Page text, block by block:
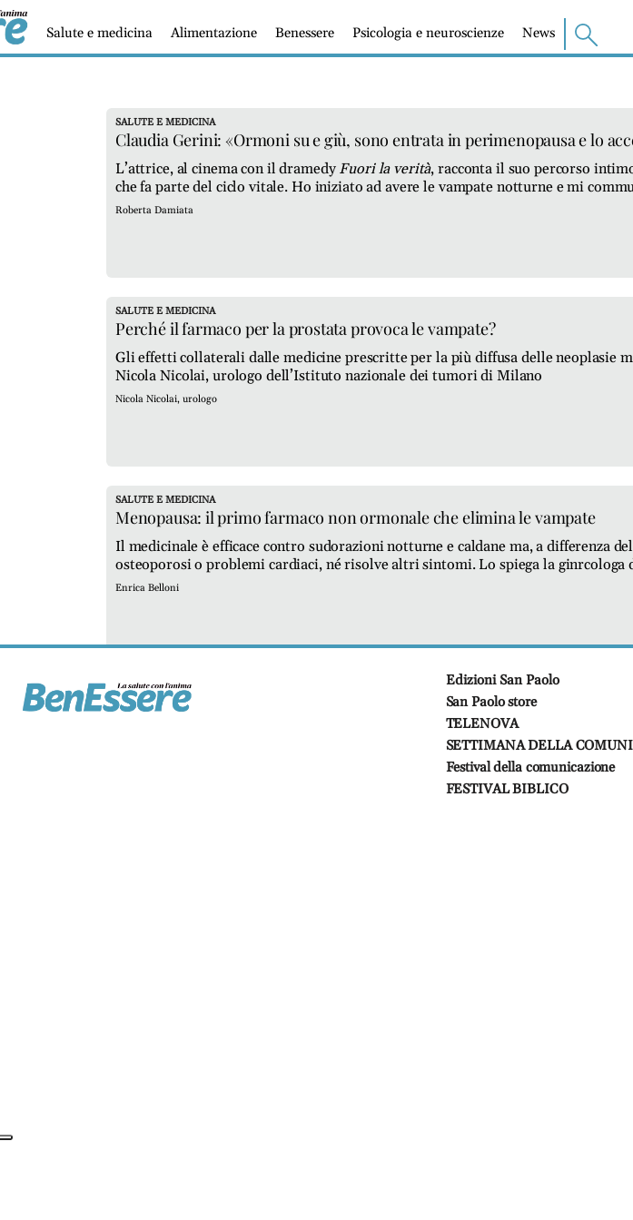
Salute e medicina Alimentazione Benessere Psicologia e neuroscienze News
SALUTE E MEDICINA
Claudia Gerini: «Ormoni su e giù, sono entrata in perimenopausa e lo
L’attrice, al cinema con il dramedy Fuori la verità, racconta il suo percorso
che fa parte del ciclo vitale. Ho iniziato ad avere le vampate notturne e mi
facilmente. Ma l’impatto psicologico non è pesante»
Roberta Damiata
SALUTE E MEDICINA
Perché il farmaco per la prostata provoca le vampate?
Gli effetti collaterali dalle medicine prescritte per la più diffusa delle neoplasie
Nicola Nicolai, urologo dell’Istituto nazionale dei tumori di Milano
Nicola Nicolai, urologo
SALUTE E MEDICINA
Menopausa: il primo farmaco non ormonale che elimina le vampate
Il medicinale è efficace contro sudorazioni notturne e caldane ma, a differenza
osteoporosi o problemi cardiaci, né risolve altri sintomi. Lo spiega la ginrcologa
Raffaela Di Pace
Enrica Belloni
Edizioni San Paolo
San Paolo store
TELENOVA
SETTIMANA DELLA
Festival della comunicazione
FESTIVAL BIBLICO